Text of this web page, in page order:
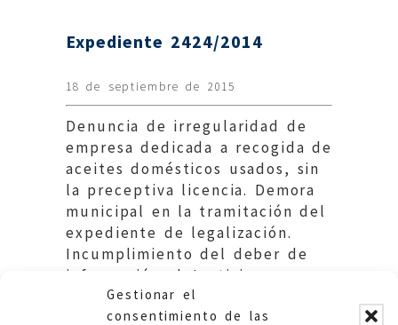
Gestionar el
consentimiento de las
Expediente 2424/2014
18 de septiembre de 2015
Denuncia de irregularidad de
empresa dedicada a recogida de
aceites domésticos usados, sin
la preceptiva licencia. Demora
municipal en la tramitación del
expediente de legalización.
Incumplimiento del deber de
información al Justicia.
Ayuntamiento de Tauste.